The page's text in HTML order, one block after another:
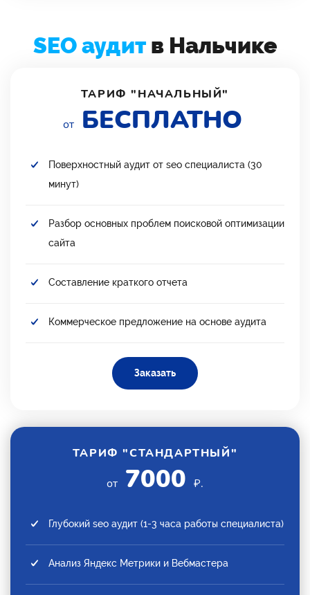
SEO аудит в Нальчике
ТАРИФ "НАЧАЛЬНЫЙ"
от БЕСПЛАТНО
Поверхностный аудит от seo специалиста (30
минут)
Разбор основных проблем поисковой оптимизации
сайта
Составление краткого отчета
Коммерческое предложение на основе аудита
Заказать
ТАРИФ "СТАНДАРТНЫЙ"
от 7000 ₽.
Глубокий seo аудит (1-3 часа работы специалиста)
Анализ Яндекс Метрики и Вебмастера